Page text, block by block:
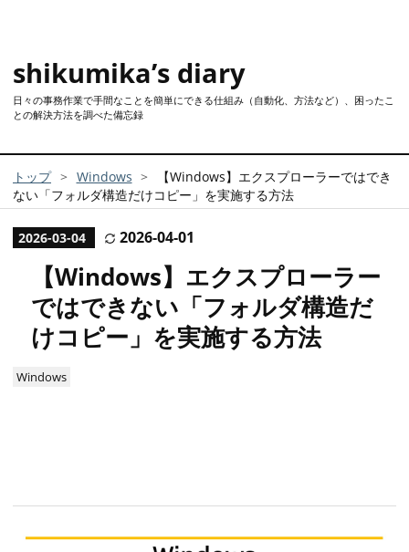
shikumika’s diary
日々の事務作業で手間なことを簡単にできる仕組み（自動化、方法など）、困ったこ
との解決方法を調べた備忘録
トップ > Windows >
【Windows】エクスプローラーではでき
ない「フォルダ構造だけコピー」を実施する方法
2026-03-04 2026-04-01
【Windows】エクスプローラー
ではできない「フォルダ構造だ
けコピー」を実施する方法
Windows